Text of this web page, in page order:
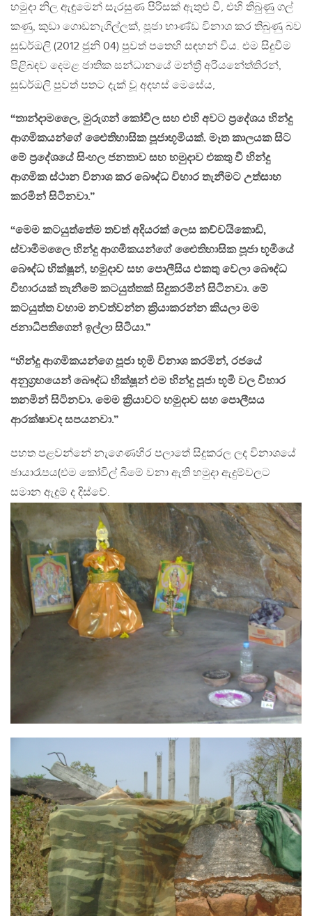
හමුදා නිල ඇඳුමෙන් සැරසුණ පිරිසක් ඇතුළු වී, එහි තිබුණු ගල්
කණු, කුඩා ගොඩනැගිල්ලක්, පූජා භාණ්ඩ විනාශ කර තිබුණු බව
සුඩර්ඔලි (2012 ජුනි 04) පුවත් පතෙහි සඳහන් විය. එම සිදුවීම
පිළිබඳව දෙමළ ජාතික සන්ධානයේ මන්ත්‍රී අරියනේත්තිරන්,
සුඩර්ඔලි පුවත් පතට දැක් වූ අදහස් මෙසේය,
“තාන්දාමලෛ, මුරුගන් කෝවිල සහ එහි අවට ප්‍රදේශය හින්දු
ආගමිකයන්ගේ ඓෙතිහාසික පූජාභූමියක්. මෑත කාලයක සිට
මේ ප්‍රදේශයේ සිංහල ජනතාව සහ හමුදාව එකතු වී හින්දු
ආගමික ස්ථාන විනාශ කර බෞද්ධ විහාර තැනීමට උත්සාහ
කරමින් සිටිනවා.”
“මෙම කටයුත්තේම තවත් අදියරක් ලෙස කච්චයිකොඩි,
ස්වාමිමලෛ හින්දු ආගමිකයන්ගේ ඓෙතිහාසික පූජා භූමියේ
බෞද්ධ භික්ෂූන්, හමුදාව සහ පොලීසිය එකතු වෙලා බෞද්ධ
විහාරයක් තැනීමේ කටයුත්තක් සිදුකරමින් සිටිනවා. මේ
කටයුත්ත වහාම නවත්වන්න ක්‍රියාකරන්න කියලා මම
ජනාධිපතිගෙන් ඉල්ලා සිටියා.”
“හින්දු ආගමිකයන්ගෙ පූජා භූමි විනාශ කරමින්, රජයේ
අනුග්‍රහයෙන් බෞද්ධ භික්ෂූන් එම හින්දු පූජා භූමි වල විහාර
තනමින් සිටිනවා. මෙම ක්‍රියාවට හමුදාව සහ පොලීසය
ආරක්ෂාවද සපයනවා.”
පහත පළවන්නේ නැගෙණහිර පලාතේ සිදුකරල ලද විනාශයේ
ඡායාරෑපය(එම කෝවිල් බිමේ වනා ඇති හමුදා ඇදුම්වලට
සමාන ඇදුම් ද දිස්වේ.